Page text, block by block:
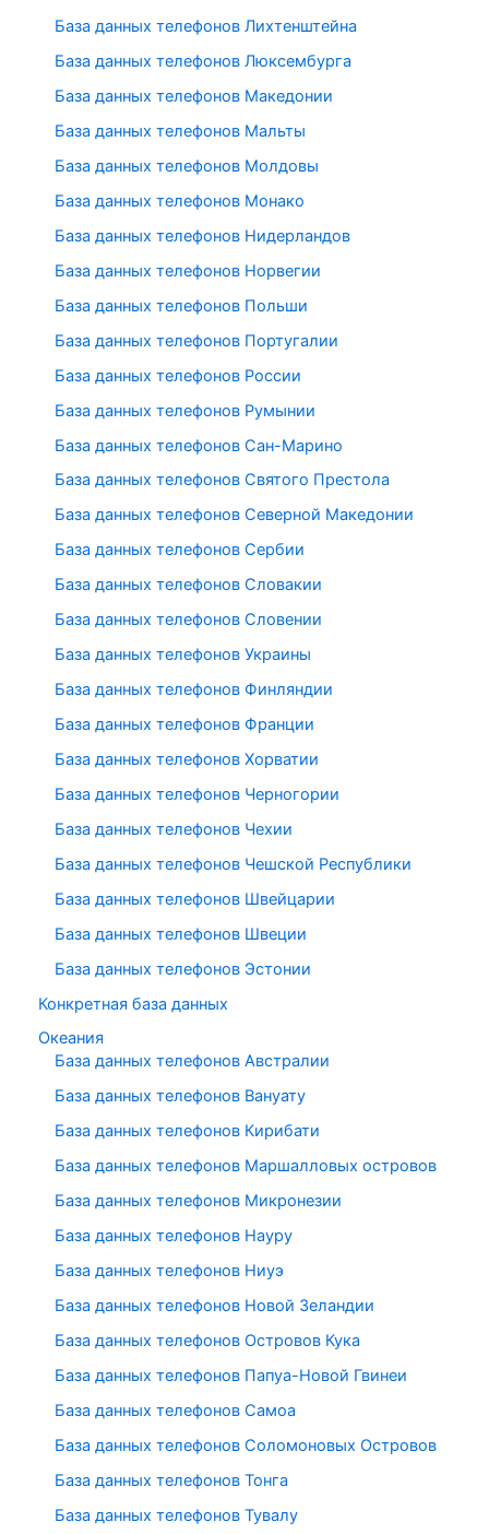
База данных телефонов Лихтенштейна
База данных телефонов Люксембурга
База данных телефонов Македонии
База данных телефонов Мальты
База данных телефонов Молдовы
База данных телефонов Монако
База данных телефонов Нидерландов
База данных телефонов Норвегии
База данных телефонов Польши
База данных телефонов Португалии
База данных телефонов России
База данных телефонов Румынии
База данных телефонов Сан-Марино
База данных телефонов Святого Престола
База данных телефонов Северной Македонии
База данных телефонов Сербии
База данных телефонов Словакии
База данных телефонов Словении
База данных телефонов Украины
База данных телефонов Финляндии
База данных телефонов Франции
База данных телефонов Хорватии
База данных телефонов Черногории
База данных телефонов Чехии
База данных телефонов Чешской Республики
База данных телефонов Швейцарии
База данных телефонов Швеции
База данных телефонов Эстонии
Конкретная база данных
Океания
База данных телефонов Австралии
База данных телефонов Вануату
База данных телефонов Кирибати
База данных телефонов Маршалловых островов
База данных телефонов Микронезии
База данных телефонов Науру
База данных телефонов Ниуэ
База данных телефонов Новой Зеландии
База данных телефонов Островов Кука
База данных телефонов Папуа-Новой Гвинеи
База данных телефонов Самоа
База данных телефонов Соломоновых Островов
База данных телефонов Тонга
База данных телефонов Тувалу